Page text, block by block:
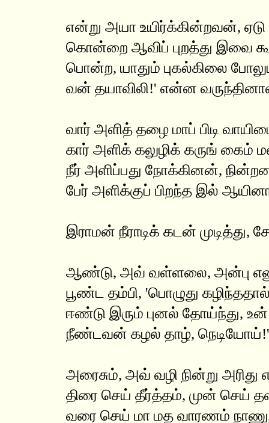
என்று அயா உயிர்க்கின்றவன்,
கொன்றை ஆவிப் புறத்து இவை
பொன்ற, யாதும் புகல்கிலை
வன் தயாவிலி!' என்ன
வார் அளித் தழை மாப் பிடி
கார் அளிக் கலுழிக் கருங் கைம்
நீர் அளிப்பது நோக்கினன்,
பேர் அளிக்குப் பிறந்த இல்
இராமன் நீராடிக் கடன் முடித்து,
ஆண்டு, அவ் வள்ளலை, அன்பு
பூண்ட தம்பி, 'பொழுது
ஈண்டு இரும் புனல் தோய்ந்து,
நீண்டவன் கழல் தாழ்,
அரைசும், அவ் வழி நின்று அரிது
திரை செய் தீர்த்தம், முன் செய்
வரை செய் மா மத வாரணம்